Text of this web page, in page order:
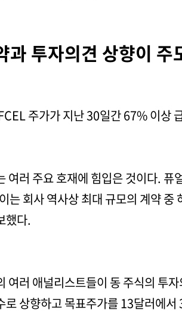
과 투자의견 상향이
주가가 지난 30일간 67% 이상
여러 주요 호재에 힘입은 것이다. 퓨
는 회사 역사상 최대 규모의 계약
했다.
여러 애널리스트들이 동 주식의 투
로 상향하고 목표주가를 13달러에